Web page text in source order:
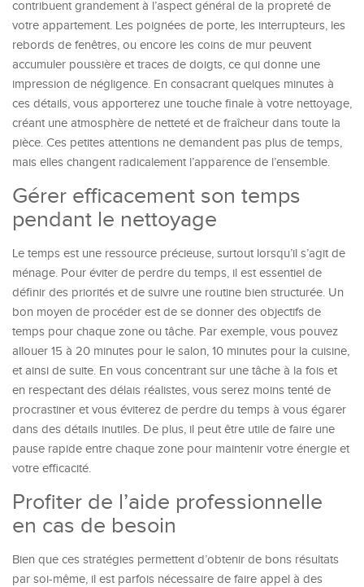
contribuent grandement à l’aspect général de la propreté de
votre appartement. Les poignées de porte, les interrupteurs, les
rebords de fenêtres, ou encore les coins de mur peuvent
accumuler poussière et traces de doigts, ce qui donne une
impression de négligence. En consacrant quelques minutes à
ces détails, vous apporterez une touche finale à votre nettoyage,
créant une atmosphère de netteté et de fraîcheur dans toute la
pièce. Ces petites attentions ne demandent pas plus de temps,
mais elles changent radicalement l’apparence de l’ensemble.
Gérer efficacement son temps
pendant le nettoyage
Le temps est une ressource précieuse, surtout lorsqu’il s’agit de
ménage. Pour éviter de perdre du temps, il est essentiel de
définir des priorités et de suivre une routine bien structurée. Un
bon moyen de procéder est de se donner des objectifs de
temps pour chaque zone ou tâche. Par exemple, vous pouvez
allouer 15 à 20 minutes pour le salon, 10 minutes pour la cuisine,
et ainsi de suite. En vous concentrant sur une tâche à la fois et
en respectant des délais réalistes, vous serez moins tenté de
procrastiner et vous éviterez de perdre du temps à vous égarer
dans des détails inutiles. De plus, il peut être utile de faire une
pause rapide entre chaque zone pour maintenir votre énergie et
votre efficacité.
Profiter de l’aide professionnelle
en cas de besoin
Bien que ces stratégies permettent d’obtenir de bons résultats
par soi-même, il est parfois nécessaire de faire appel à des